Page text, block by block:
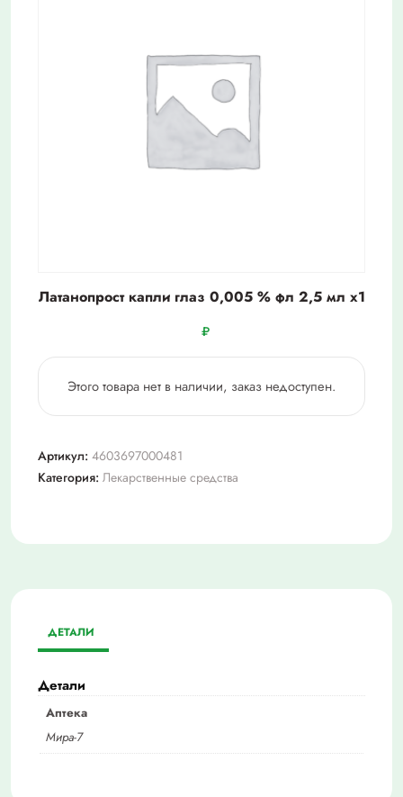
Латанопрост капли глаз 0,005 % фл 2,5 мл х1
₽
Этого товара нет в наличии, заказ недоступен.
Артикул: 4603697000481
Категория: Лекарственные средства
ДЕТАЛИ
Детали
Аптека
Мира-7